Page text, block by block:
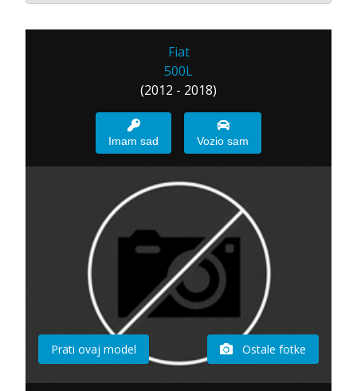
Fiat
500L
(2012 - 2018)
Imam sad Vozio sam
Prati ovaj model Ostale fotke